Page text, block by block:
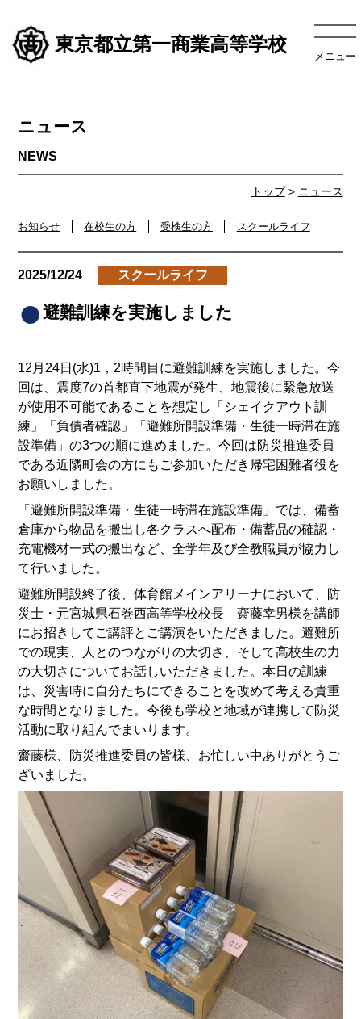
東京都立第一商業高等学校
メニュー
トップ> ニュース
ニュース
お知らせ 在校生の方 受検生の方 スクールライフ
2025/12/24 スクールライフ
避難訓練を実施しました
12月24日(水)1，2時間目に避難訓練を実施しました。今
回は、震度7の首都直下地震が発生、地震後に緊急放送
が使用不可能であることを想定し「シェイクアウト訓
練」「負債者確認」「避難所開設準備・生徒一時滞在施
設準備」の3つの順に進めました。今回は防災推進委員
である近隣町会の方にもご参加いただき帰宅困難者役を
お願いしました。
「避難所開設準備・生徒一時滞在施設準備」では、備蓄
倉庫から物品を搬出し各クラスへ配布・備蓄品の確認・
充電機材一式の搬出など、全学年及び全教職員が協力し
て行いました。
避難所開設終了後、体育館メインアリーナにおいて、防
災士・元宮城県石巻西高等学校校長 齋藤幸男様を講師
にお招きしてご講評とご講演をいただきました。避難所
での現実、人とのつながりの大切さ、そして高校生の力
の大切さについてお話しいただきました。本日の訓練
は、災害時に自分たちにできることを改めて考える貴重
な時間となりました。今後も学校と地域が連携して防災
活動に取り組んでまいります。
齋藤様、防災推進委員の皆様、お忙しい中ありがとうご
ざいました。